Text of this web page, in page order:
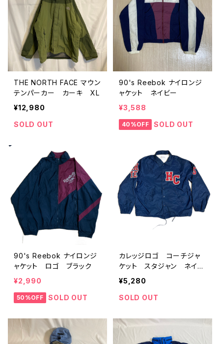
THE NORTH FACE マウン
テンパーカー カーキ XL
¥12,980
SOLD OUT
90's Reebok ナイロンジ
ャケット ネイビー
¥3,588
40%OFF SOLD OUT
90's Reebok ナイロンジ
ャケット ロゴ ブラック
¥2,990
50%OFF SOLD OUT
カレッジロゴ コーチジャ
ケット スタジャン ネイビ
ー ワッペン
¥5,280
SOLD OUT